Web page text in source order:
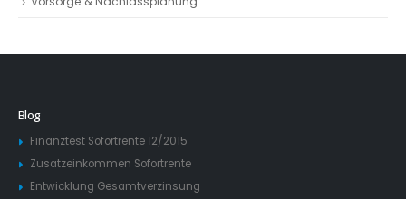
Blog
Finanztest Sofortrente 12/2015
Zusatzeinkommen Sofortrente
Entwicklung Gesamtverzinsung